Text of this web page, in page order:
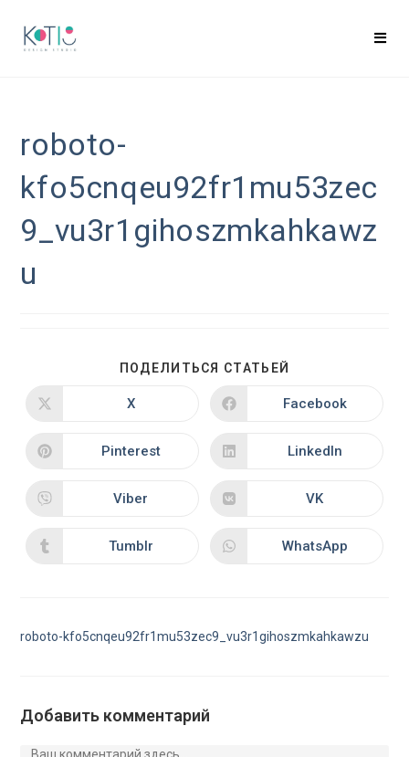
roboto-
kfo5cnqeu92fr1mu53zec
9_vu3r1gihoszmkahkawz
u
ПОДЕЛИТЬСЯ СТАТЬЕЙ
X Facebook
Pinterest LinkedIn
Viber VK
Tumblr WhatsApp
roboto-kfo5cnqeu92fr1mu53zec9_vu3r1gihoszmkahkawzu
Добавить комментарий